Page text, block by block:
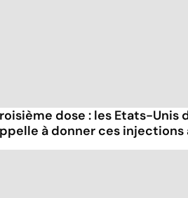
dose : les Etats-Unis
à donner ces injections